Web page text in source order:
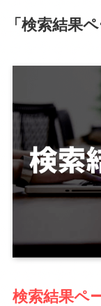
「検索結果
検索結果ペ